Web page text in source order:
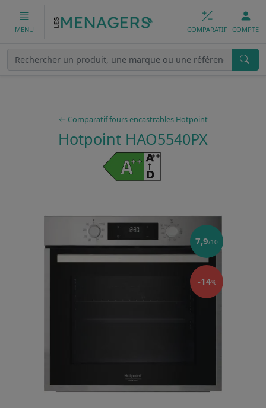
MENU COMPARATIF COMPTE
Comparatif fours encastrables Hotpoint
Hotpoint HAO5540PX
7,9/10
-14%